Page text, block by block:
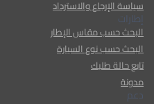
سياسة الإرجاع والاسترداد
إطارات
البحث حسب مقاس الإطار
البحث حسب نوع السيارة
تابع حالة طلبك
مدونة
دعم